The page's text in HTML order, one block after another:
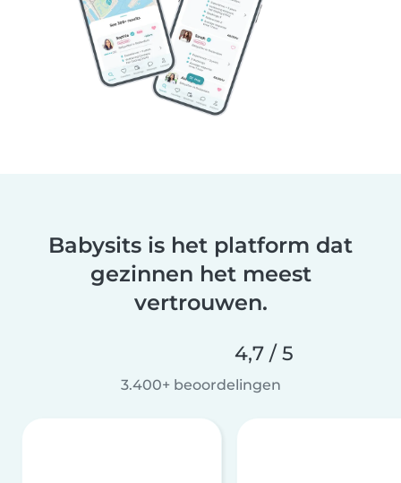
Babysits is het platform dat
gezinnen het meest
vertrouwen.
4,7 / 5
3.400+ beoordelingen